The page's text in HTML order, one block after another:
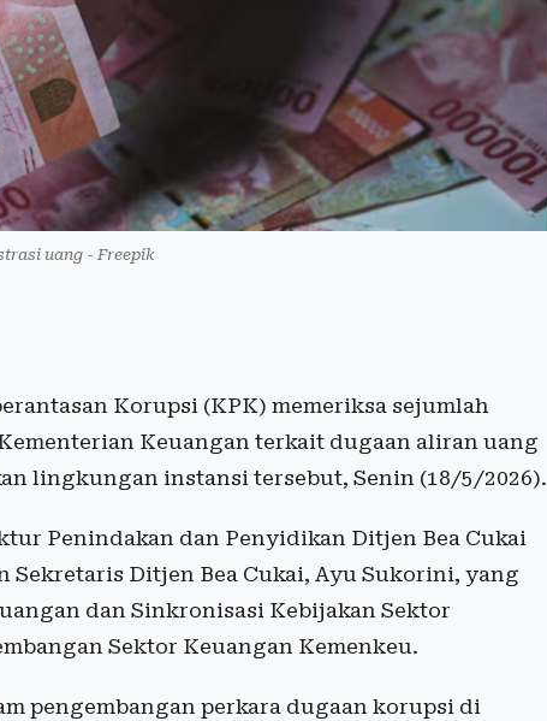
uang - Freepik
Korupsi (KPK) memeriksa sejumlah
Keuangan terkait dugaan aliran uang
lingkungan instansi tersebut, Senin (18/5/2026).
Penindakan dan Penyidikan Ditjen Bea Cukai
Sekretaris Ditjen Bea Cukai, Ayu Sukorini, yang
dan Sinkronisasi Kebijakan Sektor
Sektor Keuangan Kemenkeu.
pengembangan perkara dugaan korupsi di